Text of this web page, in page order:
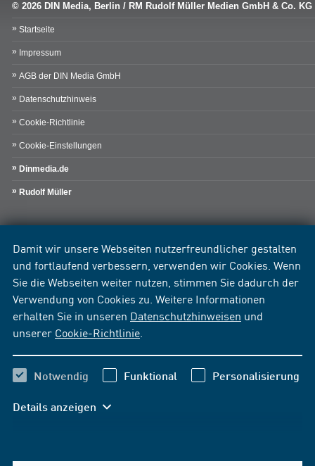
Damit wir unsere Webseiten nutzerfreundlicher gestalten
und fortlaufend verbessern, verwenden wir Cookies. Wenn
Sie die Webseiten weiter nutzen, stimmen Sie dadurch der
Verwendung von Cookies zu. Weitere Informationen
erhalten Sie in unseren Datenschutzhinweisen und
unserer Cookie-Richtlinie
Notwendig Funktional Personalisierung
Details anzeigen
© 2026 DIN Media, Berlin / RM Rudolf Müller Medien GmbH & Co. KG
Startseite
Impressum
AGB der DIN Media GmbH
Datenschutzhinweis
Cookie-Richtlinie
Cookie-Einstellungen
Dinmedia.de
Rudolf Müller